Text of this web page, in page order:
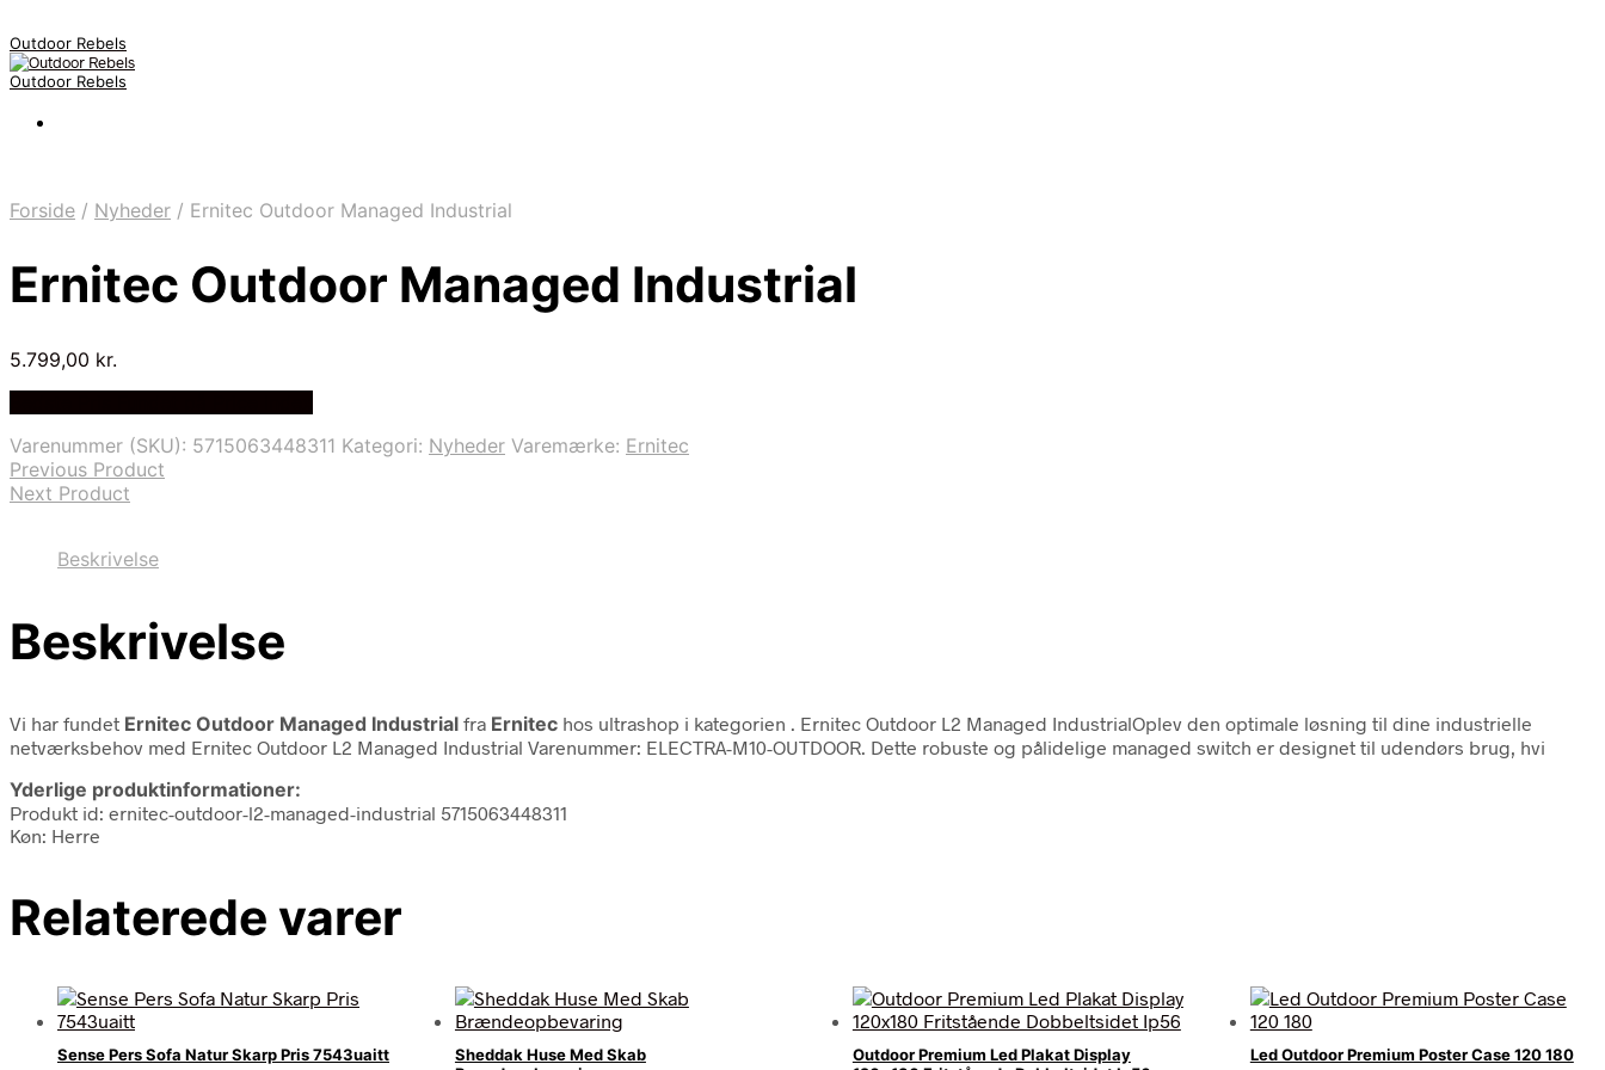
Outdoor Rebels
Outdoor Rebels
Forside / Nyheder / Ernitec Outdoor Managed Industrial
Ernitec Outdoor Managed Industrial
5.799,00 kr.
Varenummer (SKU): 5715063448311 Kategori: Nyheder Varemærke: Ernitec
Previous Product
Next Product
Beskrivelse
Beskrivelse
Vi har fundet Ernitec Outdoor Managed Industrial fra Ernitec hos ultrashop i kategorien
. Ernitec Outdoor L2 Managed IndustrialOplev den optimale løsning til dine industrielle
netværksbehov med Ernitec Outdoor L2 Managed Industrial Varenummer: ELECTRA-M10-OUTDOOR. Dette robuste og pålidelige managed switch er designet til udendørs brug, hvi
Yderlige produktinformationer:
Produkt id: ernitec-outdoor-l2-managed-industrial 5715063448311
Køn: Herre
Relaterede varer
Sense Pers Sofa Natur Skarp Pris 7543uaitt
Sheddak Huse Med Skab
Outdoor Premium Led Plakat Display
Led Outdoor Premium Poster Case 120 180